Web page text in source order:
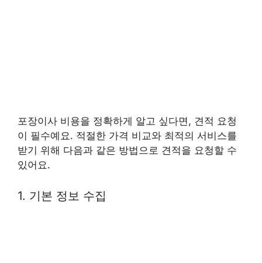
포장이사 비용을 정확하게 알고 싶다면, 견적 요청
이 필수예요. 적절한 가격 비교와 최적의 서비스를
받기 위해 다음과 같은 방법으로 견적을 요청할 수
있어요.
1. 기본 정보 수집